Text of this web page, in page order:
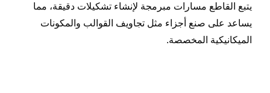
يتبع القاطع مسارات مبرمجة لإنشاء تشكيلات دقيقة، مما
يساعد على صنع أجزاء مثل تجاويف القوالب والمكونات
الميكانيكية المخصصة.